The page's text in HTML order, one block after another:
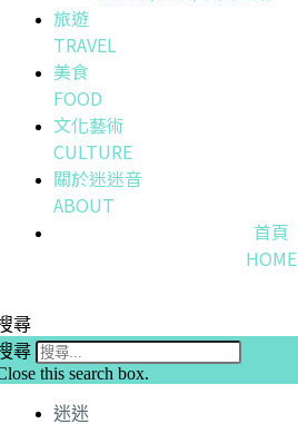
旅遊
TRAVEL
美食
FOOD
文化藝術
CULTURE
關於迷迷音
ABOUT
首頁
HOME
尋
尋
this search box.
迷迷